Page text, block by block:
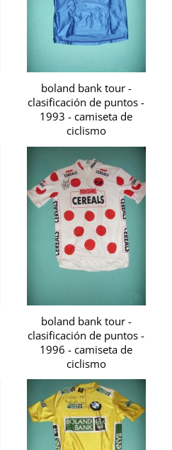
boland bank tour -
clasificación de puntos -
1993 - camiseta de
ciclismo
boland bank tour -
clasificación de puntos -
1996 - camiseta de
ciclismo